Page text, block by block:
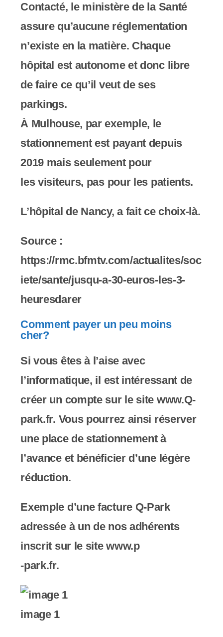
Contacté, le ministère de la Santé
assure qu’aucune réglementation
n’existe en la matière. Chaque
hôpital est autonome et donc libre
de faire ce qu’il veut de ses
parkings.
À Mulhouse, par exemple, le
stationnement est payant depuis
2019 mais seulement pour
les visiteurs, pas pour les patients.
L’hôpital de Nancy, a fait ce choix-là.
Source :
https://rmc.bfmtv.com/actualites/soc
iete/sante/jusqu-a-30-euros-les-3-
heuresdarer
Comment payer un peu moins
cher?
Si vous êtes à l’aise avec
l’informatique, il est intéressant de
créer un compte sur le site www.Q-
park.fr. Vous pourrez ainsi réserver
une place de stationnement à
l’avance et bénéficier d’une légère
réduction.
Exemple d’une facture Q-Park
adressée à un de nos adhérents
inscrit sur le site www.p
-park.fr.
image 1